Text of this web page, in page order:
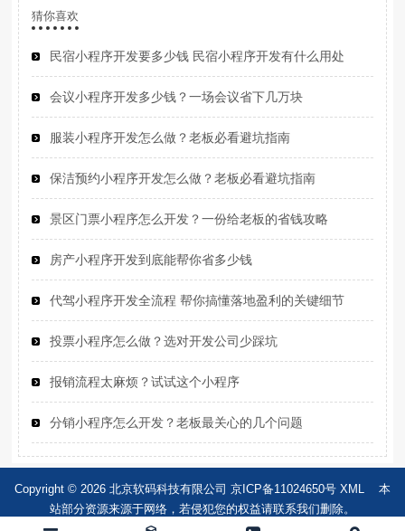
猜你喜欢
民宿小程序开发要多少钱 民宿小程序开发有什么用处
会议小程序开发多少钱？一场会议省下几万块
服装小程序开发怎么做？老板必看避坑指南
保洁预约小程序开发怎么做？老板必看避坑指南
景区门票小程序怎么开发？一份给老板的省钱攻略
房产小程序开发到底能帮你省多少钱
代驾小程序开发全流程 帮你搞懂落地盈利的关键细节
投票小程序怎么做？选对开发公司少踩坑
报销流程太麻烦？试试这个小程序
分销小程序怎么开发？老板最关心的几个问题
Copyright © 2026 北京软码科技有限公司 京ICP备11024650号 XML 本
站部分资源来源于网络，若侵犯您的权益请联系我们删除。